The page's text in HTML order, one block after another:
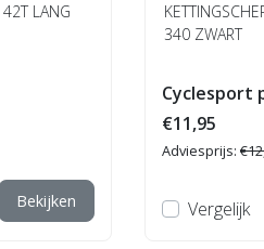
LANG
Bekijken
340 ZWART
Cyclesport
€11,95
Adviesprijs:
Vergelijk